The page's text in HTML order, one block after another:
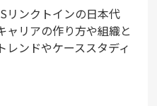
リンクトインの日本代
ャリアの作り方や組織と
ンドやケーススタディ